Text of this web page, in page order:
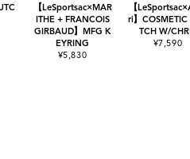
【LeSportsac×MAR
ITHE + FRANCOIS
GIRBAUD】MFG K
EYRING
¥5,830
【
ri】COSMETIC
TCH W/
¥7,590